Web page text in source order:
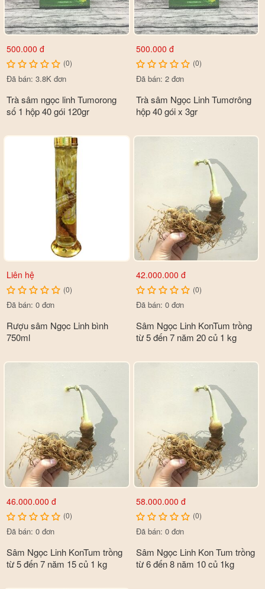
Thành phần
- 26 loại Saponin Triterpene
- 19 loại Saponin Pammaran
- 8 loại Saponin có cấu trúc mới
- 17 loại axit amin
- 20 khoáng chất vi lượng
- Tỷ lệ tinh dầu chiếm 0.1%
500.000 đ
(0)
Đã bán: 3.8K đơn
Trà sâm ngọc linh Tumorong
số 1 hộp 40 gói 120gr
500.000 đ
(0)
Đã bán: 2 đơn
Trà sâm Ngọc Linh Tumơrông
hộp 40 gói x 3gr
Liên hệ
(0)
Đã bán: 0 đơn
Rượu sâm Ngọc Linh bình
750ml
42.000.000 đ
(0)
Đã bán: 0 đơn
Sâm Ngọc Linh KonTum trồng
từ 5 đến 7 năm 20 củ 1 kg
46.000.000 đ
(0)
Đã bán: 0 đơn
Sâm Ngọc Linh KonTum trồng
từ 5 đến 7 năm 15 củ 1 kg
58.000.000 đ
(0)
Đã bán: 0 đơn
Sâm Ngọc Linh Kon Tum trồng
từ 6 đến 8 năm 10 củ 1kg